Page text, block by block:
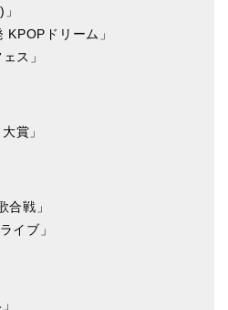
ドリーム」
ス」
賞」
合戦」
イブ」